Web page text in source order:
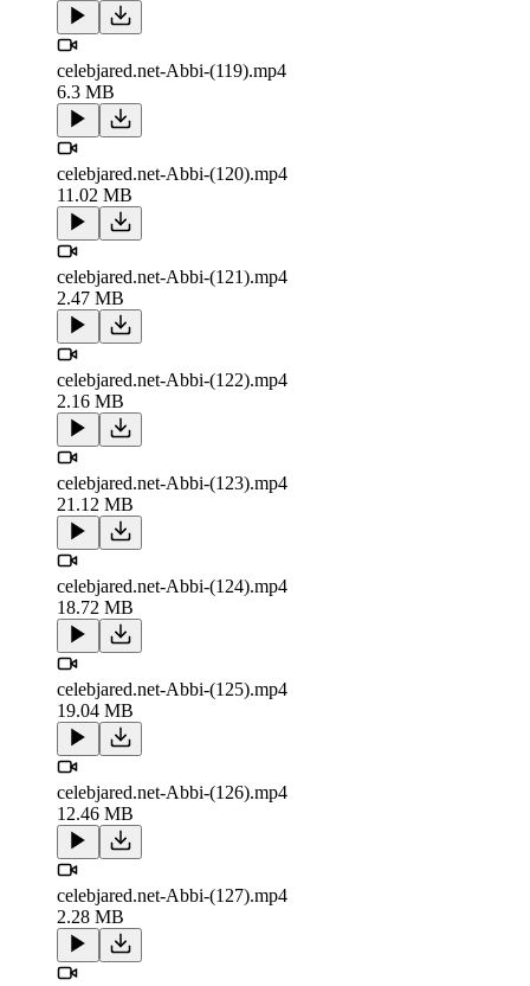
celebjared.net-Abbi-(119).mp4
6.3 MB
celebjared.net-Abbi-(120).mp4
11.02 MB
celebjared.net-Abbi-(121).mp4
2.47 MB
celebjared.net-Abbi-(122).mp4
2.16 MB
celebjared.net-Abbi-(123).mp4
21.12 MB
celebjared.net-Abbi-(124).mp4
18.72 MB
celebjared.net-Abbi-(125).mp4
19.04 MB
celebjared.net-Abbi-(126).mp4
12.46 MB
celebjared.net-Abbi-(127).mp4
2.28 MB